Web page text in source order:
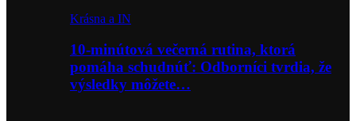
Krásna a IN
10-minútová večerná rutina, ktorá
pomáha schudnúť: Odborníci tvrdia, že
výsledky môžete…